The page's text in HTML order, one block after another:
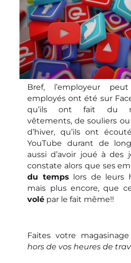
Bref, l’employeur
employés ont été sur
qu’ils ont fait du
vêtements, de souliers
d’hiver, qu’ils ont
YouTube durant de
aussi d’avoir joué à des
constate alors que ses
du temps lors de leurs
mais plus encore, que
volé par le fait même!!
Faites votre
hors de vos heures de